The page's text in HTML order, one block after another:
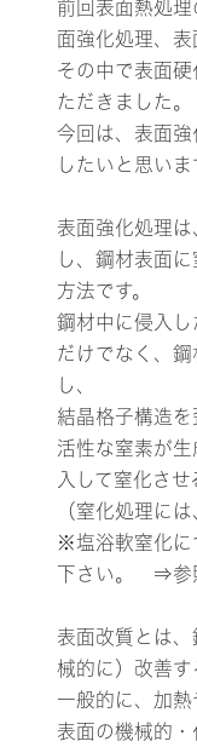
前回表面熱処
面強化処理、表
その中で表面
ただきました。
今回は、表面
したいと思いま
表面強化処理
し、鋼材表面
方法です。
鋼材中に侵入
だけでなく、
し、
結晶格子構造を
活性な窒素が
入して窒化させ
（窒化処理に
※塩浴軟窒化に
下さい。 ⇒参
表面改質とは
械的に）改善す
一般的に、加
表面の機械的